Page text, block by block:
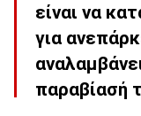
είναι να
για
παραβίασή